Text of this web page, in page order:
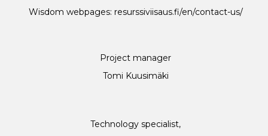
Wisdom webpages: resurssiviisaus.fi/en/contact-us/
Project manager
Tomi Kuusimäki
Technology specialist,